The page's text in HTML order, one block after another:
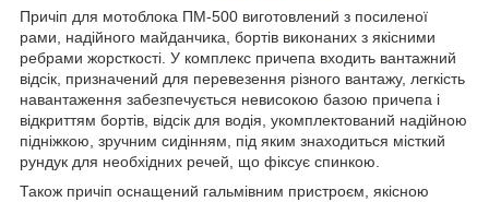
Причіп для мотоблока ПМ-500 виготовлений з посиленої
рами, надійного майданчика, бортів виконаних з якісними
ребрами жорсткості. У комплекс причепа входить вантажний
відсік, призначений для перевезення різного вантажу, легкість
навантаження забезпечується невисокою базою причепа і
відкриттям бортів, відсік для водія, укомплектований надійною
підніжкою, зручним сидінням, під яким знаходиться місткий
рундук для необхідних речей, що фіксує спинкою.
Також причіп оснащений гальмівним пристроєм, якісною